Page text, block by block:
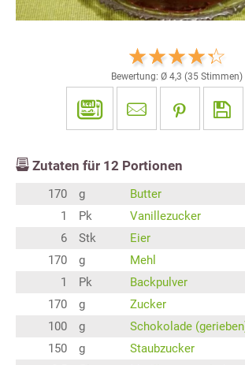
Bewertung: Ø 4,3 (35Stimmen)
Zutaten für 12 Portionen
170 g
Butter
1
Pk
Vanillezucker
6
Stk
Eier
170
g
Mehl
1
Pk
Backpulver
170
g
Zucker
100
g
Schokolade
150
g
Staubzucker